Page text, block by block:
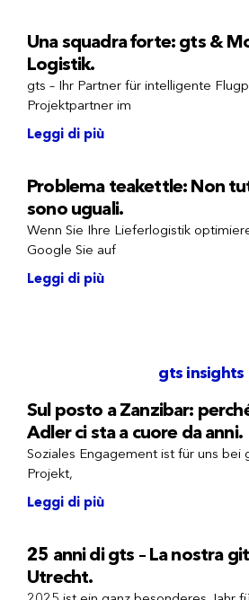
Una squadra forte: gts &
Logistik.
gts – Ihr Partner für intelligente
Projektpartner im
Leggi di più
Problema teakettle: Non
sono uguali.
Wenn Sie Ihre Lieferlogistik
Google Sie auf
Leggi di più
gts insights
Sul posto a Zanzibar:
Adler ci sta a cuore da anni.
Soziales Engagement ist für uns bei
Projekt,
Leggi di più
25 anni di gts – La nostra
Utrecht.